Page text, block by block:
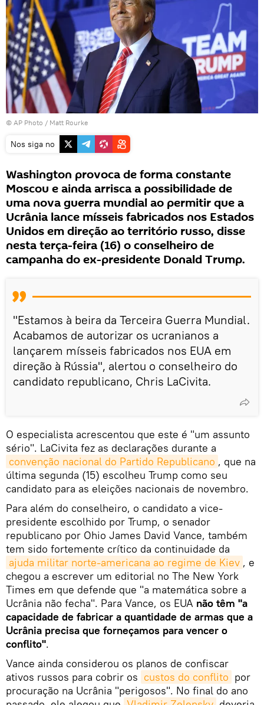
© AP Photo / Matt Rourke
Nos siga no
Washington provoca de forma constante
Moscou e ainda arrisca a possibilidade de
uma nova guerra mundial ao permitir que a
Ucrânia lance mísseis fabricados nos Estados
Unidos em direção ao território russo, disse
nesta terça-feira (16) o conselheiro de
campanha do ex-presidente Donald Trump.
"Estamos à beira da Terceira Guerra Mundial.
Acabamos de autorizar os ucranianos a
lançarem mísseis fabricados nos EUA em
direção à Rússia", alertou o conselheiro do
candidato republicano, Chris LaCivita.
O especialista acrescentou que este é "um assunto
sério". LaCivita fez as declarações durante a
convenção nacional do Partido Republicano , que na
última segunda (15) escolheu Trump como seu
candidato para as eleições nacionais de novembro.
Para além do conselheiro, o candidato a vice-
presidente escolhido por Trump, o senador
republicano por Ohio James David Vance, também
tem sido fortemente crítico da continuidade da
ajuda militar norte-americana ao regime de Kiev , e
chegou a escrever um editorial no The New York
Times em que defende que "a matemática sobre a
Ucrânia não fecha". Para Vance, os EUA não têm "a
capacidade de fabricar a quantidade de armas que a
Ucrânia precisa que forneçamos para vencer o
conflito".
Vance ainda considerou os planos de confiscar
ativos russos para cobrir os custos do conflito por
procuração na Ucrânia "perigosos". No final do ano